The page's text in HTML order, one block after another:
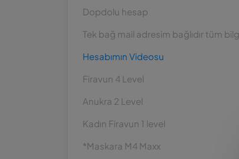
Dopdolu hesap
Tek bağ mail adresim bağlıdır tüm
Hesabımın Videosu
Firavun 4 Level
Anukra 2 Level
Kadın Firavun 1 level
*Maskara M4 Maxx